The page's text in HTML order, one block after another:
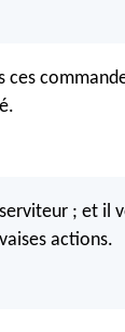
ces
; et il
actions.